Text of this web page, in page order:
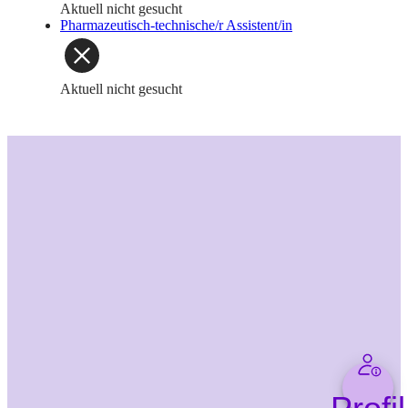
Aktuell nicht gesucht
Pharmazeutisch-technische/r Assistent/in
Aktuell nicht gesucht